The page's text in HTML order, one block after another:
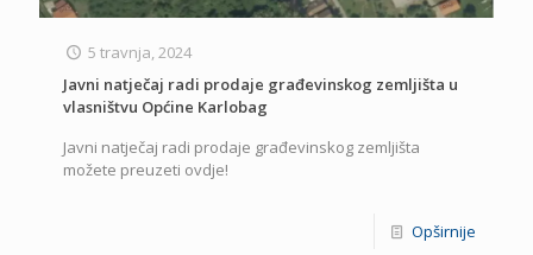
5 travnja, 2024
Javni natječaj radi prodaje građevinskog zemljišta u
vlasništvu Općine Karlobag
Javni natječaj radi prodaje građevinskog zemljišta
možete preuzeti ovdje!
Opširnije